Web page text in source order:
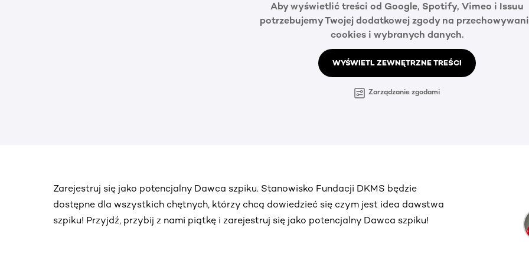
Aby wyświetlić treści od Google, Spotify, Vimeo i Issuu
potrzebujemy Twojej dodatkowej zgody na
cookies i wybranych danych.
WYŚWIETL ZEWNĘTRZNE TREŚCI
Zarządzanie zgodami
Zarejestruj się jako potencjalny Dawca szpiku. Stanowisko Fundacji DKMS będzie
dostępne dla wszystkich chętnych, którzy chcą dowiedzieć się czym jest idea dawstwa
szpiku! Przyjdź, przybij z nami piątkę i zarejestruj się jako potencjalny Dawca szpiku!